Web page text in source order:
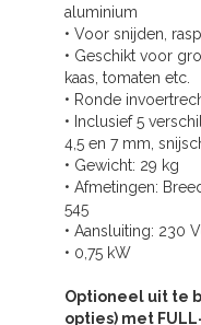
aluminium
• Voor snijden,
• Geschikt voor
kaas, tomaten etc.
• Ronde
• Inclusief 5
4,5 en 7 mm,
• Gewicht: 29 kg
• Afmetingen:
545
• Aansluiting: 230
• 0,75 kW
Optioneel uit te
opties) met